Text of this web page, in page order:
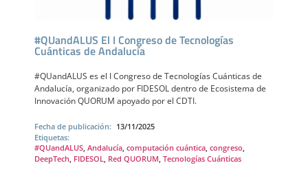
#QUandALUS El I Congreso de Tecnologías
Cuánticas de Andalucía
#QUandALUS es el I Congreso de Tecnologías Cuánticas de
Andalucía, organizado por FIDESOL dentro de Ecosistema de
Innovación QUORUM apoyado por el CDTI.
Fecha de publicación: 13/11/2025
Etiquetas:
#QUandALUS Andalucía computación cuántica congreso
DeepTech FIDESOL Red QUORUM Tecnologías Cuánticas